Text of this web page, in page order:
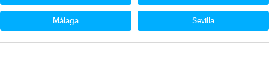
Málaga Sevilla